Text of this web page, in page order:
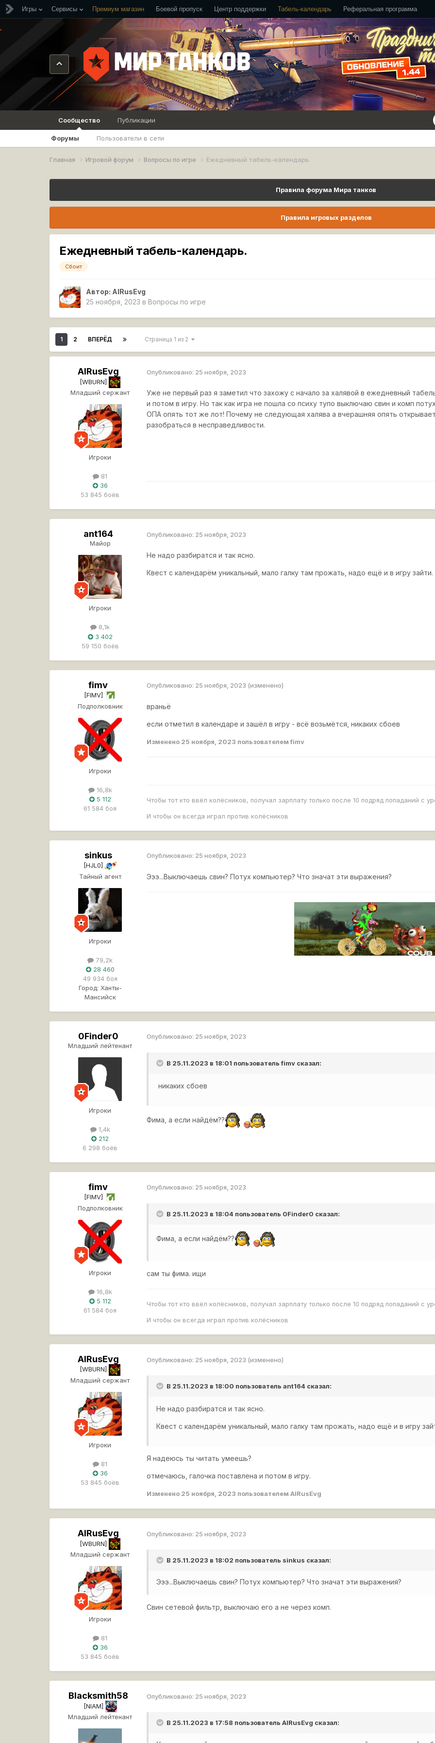
Игры Сервисы Премиум магазин Боевой пропуск Центр поддержки Табель-календарь Реферальная программа
Сообщество
Форумы Пользователи в сети
Публикации
Главная Игровой форум Вопросы по игре Ежедневный табель-календарь.
Правила форума Мира танков
Правила игровых разделов
Ежедневный табель-календарь.
Сбоит
Автор: AlRusEvg
25 ноября, 2023 в Вопросы по игре
1 2 ВПЕРЁД Страница 1 из 2
AlRusEvg
[WBURN]
Младший сержант
Игроки
81
36
53 845 боёв
Опубликовано: 25 ноября, 2023
Уже не первый раз я заметил что захожу с начало за халявой в ежедневный
и потом в игру. Но так как игра не пошла со психу тупо выключаю свин и комп
ОПА опять тот же лот! Почему не следующая халява а вчерашняя опять
разобраться в несправедливости.
ant164
Майор
Игроки
8,1k
3 402
59 150 боёв
Опубликовано: 25 ноября, 2023
Не надо разбиратся и так ясно.
Квест с календарём уникальный, мало галку там прожать, надо ещё и в игру зайти.
fimv
[FIMV]
Подполковник
Игроки
16,8k
5 112
61 584 боя
Опубликовано: 25 ноября, 2023 (изменено)
враньё
если отметил в календаре и зашёл в игру - всё возьмётся, никаких сбоев
Изменено 25 ноября, 2023 пользователем fimv
Чтобы тот кто ввёл колёсников, получал зарплату только после 10 подряд попаданий с
И чтобы он всегда играл против колёсников
sinkus
[HJL0]
Тайный агент
Игроки
79,2k
28 460
49 934 боя
Город: Ханты-
Мансийск
Опубликовано: 25 ноября, 2023
Эээ...Выключаешь свин? Потух компьютер? Что значат эти выражения?
0Finder0
Младший лейтенант
Игроки
1,4k
212
6 298 боёв
Опубликовано: 25 ноября, 2023
В 25.11.2023 в 18:01 пользовательfimv сказал:
никаких сбоев
Фима, а если найдём??
fimv
[FIMV]
Подполковник
Игроки
16,8k
5 112
61 584 боя
Опубликовано: 25 ноября, 2023
В 25.11.2023 в 18:04 пользователь 0Finder0 сказал:
Фима, а если найдём??
сам ты фима. ищи
Чтобы тот кто ввёл колёсников, получал зарплату только после 10 подряд попаданий с
И чтобы он всегда играл против колёсников
AlRusEvg
[WBURN]
Младший сержант
Игроки
81
36
53 845 боёв
Опубликовано: 25 ноября, 2023 (изменено)
В 25.11.2023 в 18:00 пользовательant164 сказал:
Не надо разбиратся и так ясно.
Квест с календарём уникальный, мало галку там прожать, надо ещё и в игру
Я надеюсь ты читать умеешь?
отмечаюсь, галочка поставлена и потом в игру.
Изменено 25 ноября, 2023 пользователем AlRusEvg
AlRusEvg
[WBURN]
Младший сержант
Игроки
81
36
53 845 боёв
Опубликовано: 25 ноября, 2023
В 25.11.2023 в 18:02 пользователь sinkus сказал:
Эээ...Выключаешь свин? Потух компьютер? Что значат эти выражения?
Свин сетевой фильтр, выключаю его а не через комп.
Blacksmith58
[NIAM]
Младший лейтенант
Опубликовано: 25 ноября, 2023
В 25.11.2023 в 17:58 пользовательAlRusEvg сказал: